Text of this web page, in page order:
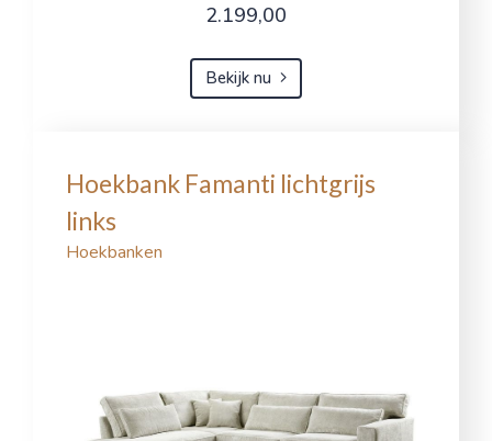
2.199,00
Bekijk nu
Hoekbank Famanti lichtgrijs
links
Hoekbanken